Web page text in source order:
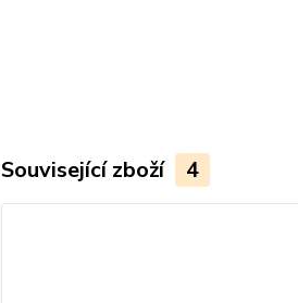
Související zboží 4